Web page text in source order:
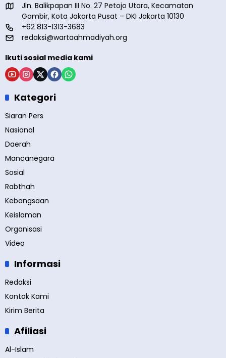
Jln. Balikpapan III No. 27 Petojo Utara, Kecamatan
Gambir, Kota Jakarta Pusat – DKI Jakarta 10130
+62 813-1313-3683
redaksi@wartaahmadiyah.org
Ikuti sosial media kami
Kategori
Siaran Pers
Nasional
Daerah
Mancanegara
Sosial
Rabthah
Kebangsaan
Keislaman
Organisasi
Video
Informasi
Redaksi
Kontak Kami
Kirim Berita
Afiliasi
Al-Islam